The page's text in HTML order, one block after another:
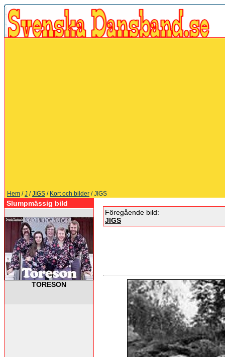
Hem /J /JIGS / Kort och bilder / JIGS
Slumpmässig bild
TORESON
Föregående bild:
JIGS